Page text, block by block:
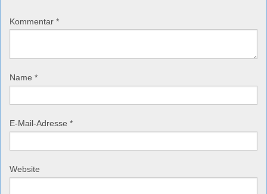
Kommentar *
Name *
E-Mail-Adresse *
Website